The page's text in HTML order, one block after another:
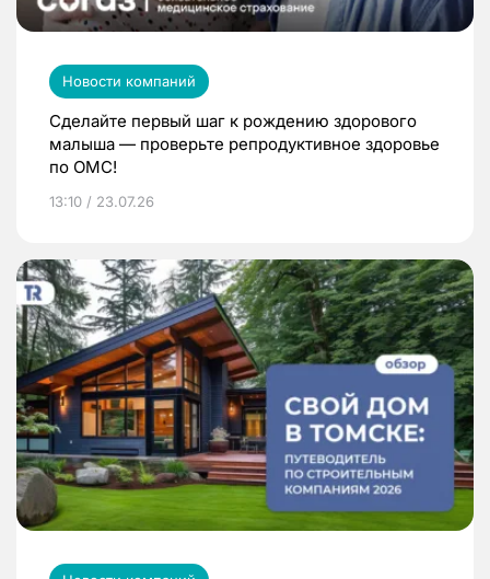
Новости компаний
Сделайте первый шаг к рождению здорового
малыша — проверьте репродуктивное здоровье
по ОМС!
13:10 / 23.07.26